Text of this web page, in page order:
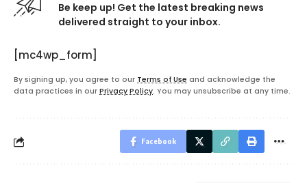
Be keep up! Get the latest breaking news
delivered straight to your inbox.
[mc4wp_form]
By signing up, you agree to our Terms of Use and acknowledge the
data practices in our Privacy Policy. You may unsubscribe at any time.
Facebook